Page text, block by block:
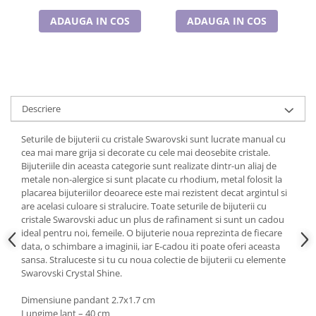
Cadouri pentru Sfânta Maria
ADAUGA IN COS ADAUGA IN COS
Descriere
Seturile de bijuterii cu cristale Swarovski sunt lucrate manual cu
cea mai mare grija si decorate cu cele mai deosebite cristale.
Bijuteriile din aceasta categorie sunt realizate dintr-un aliaj de
metale non-alergice si sunt placate cu rhodium, metal folosit la
placarea bijuteriilor deoarece este mai rezistent decat argintul si
are acelasi culoare si stralucire. Toate seturile de bijuterii cu
cristale Swarovski aduc un plus de rafinament si sunt un cadou
ideal pentru noi, femeile. O bijuterie noua reprezinta de fiecare
data, o schimbare a imaginii, iar E-cadou iti poate oferi aceasta
sansa. Straluceste si tu cu noua colectie de bijuterii cu elemente
Swarovski Crystal Shine.
Dimensiune pandant 2.7x1.7 cm
Lungime lant – 40 cm